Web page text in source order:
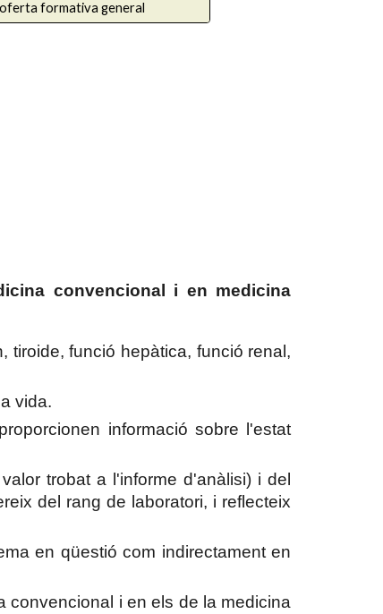
formativa general
convencional i en medicina
tiroide, funció hepàtica, funció renal,
vida.
informació sobre l'estat
trobat a l'informe d'anàlisi) i del
del rang de laboratori, i reflecteix
en qüestió com indirectament en
convencional i en els de la medicina